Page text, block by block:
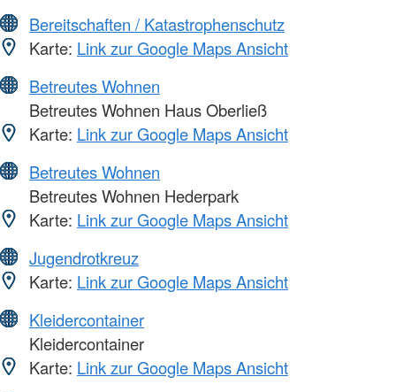
Bereitschaften / Katastrophenschutz
Karte: Link zur Google Maps Ansicht
Betreutes Wohnen
Betreutes Wohnen Haus Oberließ
Karte: Link zur Google Maps Ansicht
Betreutes Wohnen
Betreutes Wohnen Hederpark
Karte: Link zur Google Maps Ansicht
Jugendrotkreuz
Karte: Link zur Google Maps Ansicht
Kleidercontainer
Kleidercontainer
Karte: Link zur Google Maps Ansicht